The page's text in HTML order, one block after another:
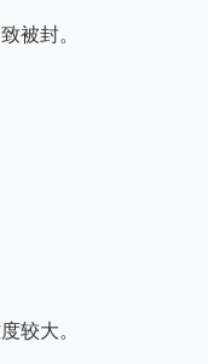
被封。
较大。